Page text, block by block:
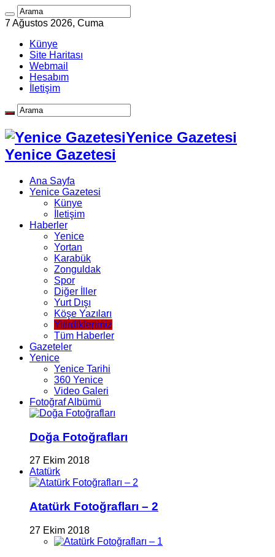
7 Ağustos 2026, Cuma
Künye
Site Haritası
Webmail
Hesabım
İletişim
Yenice Gazetesi
Yenice Gazetesi
Ana Sayfa
Yenice Gazetesi
Künye
İletişim
Haberler
Yenice
Yortan
Karabük
Zonguldak
Spor
Diğer İller
Yurt Dışı
Köşe Yazıları
Yitirdiklerimiz
Tüm Haberler
Gazeteler
Yenice
Yenice Tarihi
360 Yenice
Video Galeri
Fotoğraf Albümü
Doğa Fotoğrafları
27 Ekim 2018
Atatürk
Atatürk Fotoğrafları – 2
27 Ekim 2018